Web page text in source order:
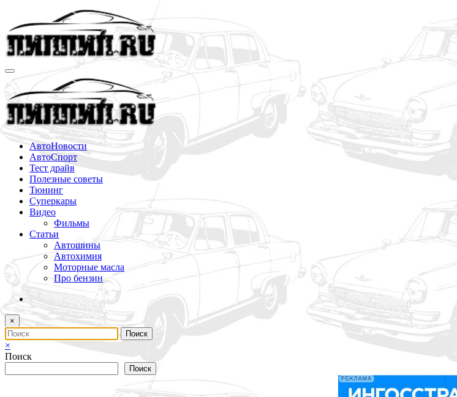
содержимому
АвтоНовости
АвтоСпорт
Тест драйв
Полезные советы
Тюнинг
Суперкары
Видео
Фильмы
Статьи
Автошины
Автохимия
Моторные масла
Про бензин
×
×
Поиск
Поиск